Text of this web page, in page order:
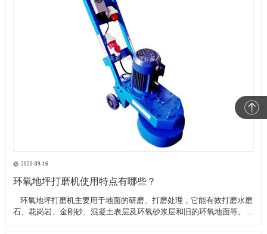
2020-09-16
环氧地坪打磨机使用特点有哪些？
​ 环氧地坪打磨机主要用于地面的研磨、打磨处理，它能有效打磨水磨
石、花岗岩、金刚砂、混凝土表层及环氧砂浆层和旧的环氧地面等。具